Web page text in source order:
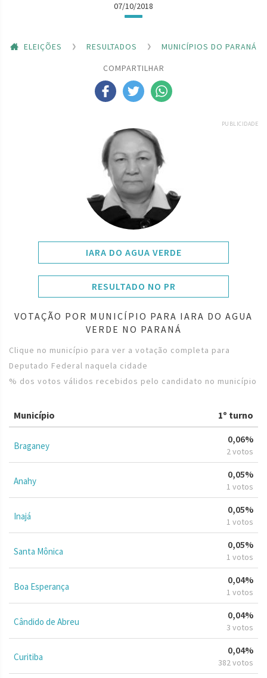
07/10/2018
ELEIÇÕES RESULTADOS
MUNICÍPIOS DO PARANÁ
COMPARTILHAR
PUBLICIDADE
IARA DO AGUA VERDE
RESULTADO NO PR
VOTAÇÃO POR MUNICÍPIO PARA IARA DO AGUA
VERDE NO PARANÁ
Clique no município para ver a votação completa para
Deputado Federal naquela cidade
% dos votos válidos recebidos pelo candidato no município
Município 1º turno
Braganey
0,06%
2 votos
Anahy
0,05%
1 votos
Inajá
0,05%
1 votos
Santa Mônica
0,05%
1 votos
Boa Esperança
0,04%
1 votos
Cândido de Abreu
0,04%
3 votos
Curitiba
0,04%
382 votos